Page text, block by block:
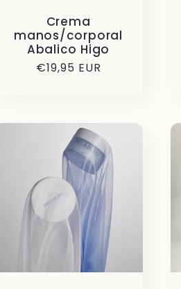
Crema
manos/corporal
Abalico Higo
Precio
€19,95 EUR